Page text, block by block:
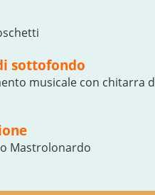
sottofondo
musicale con chitarra
Mastrolonardo